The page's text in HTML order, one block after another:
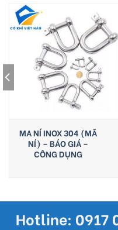
MA NÍ INOX 304 (MÃ
NÍ) – BÁO GIÁ –
CÔNG DỤNG
Hotline: 0917